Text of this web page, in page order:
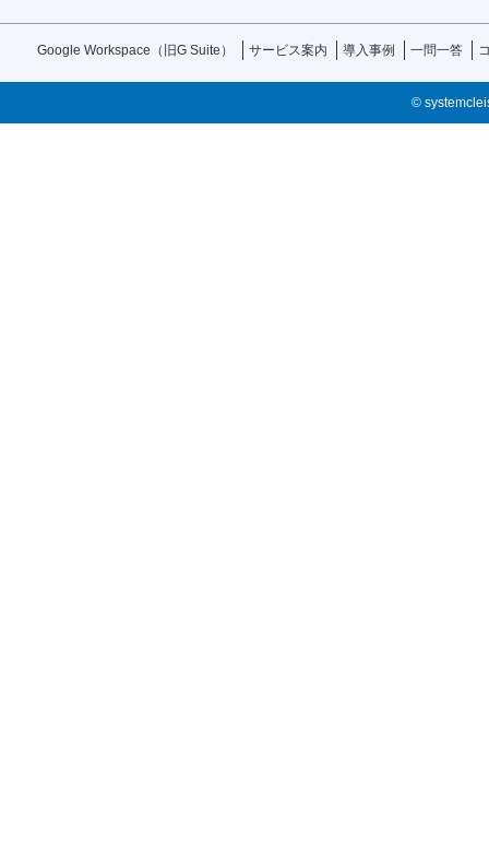
Google Workspace（旧G Suite） サービス案内 導入事例 一問一答
©